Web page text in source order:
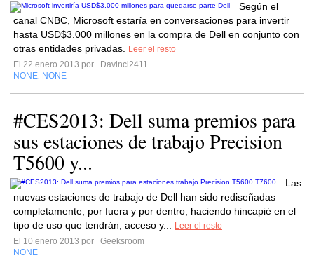
Según el
canal CNBC, Microsoft estaría en conversaciones para invertir
hasta USD$3.000 millones en la compra de Dell en conjunto con
otras entidades privadas.
Leer el resto
El 22 enero 2013 por
Davinci2411
NONE NONE
#CES2013: Dell suma premios para
sus estaciones de trabajo Precision
T5600 y...
Las
nuevas estaciones de trabajo de Dell han sido rediseñadas
completamente, por fuera y por dentro, haciendo hincapié en el
tipo de uso que tendrán, acceso y...
Leer el resto
El 10 enero 2013 por
Geeksroom
NONE